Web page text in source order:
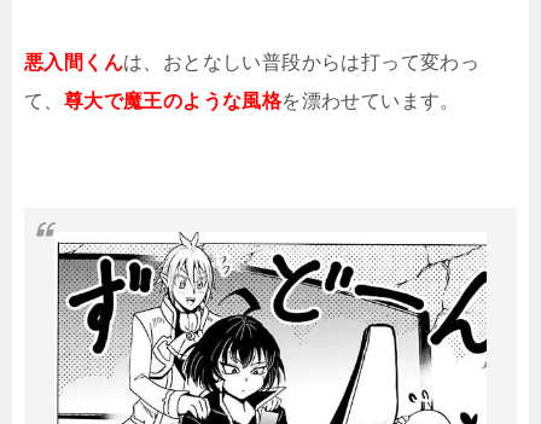
悪入間くんは、おとなしい普段からは打って変わっ
て、 尊大で魔王のような風格を漂わせています。